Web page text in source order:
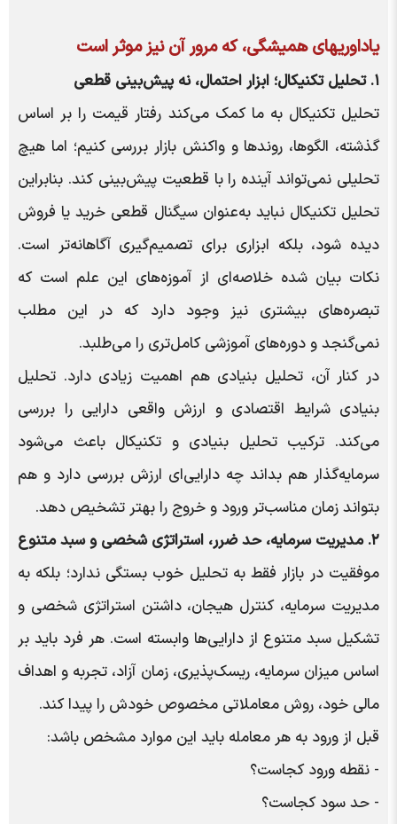
یاداوری‍های همیشگی، که مرور آن نیز موثر است
۱. تحلیل تکنیکال؛ ابزار احتمال، نه پیش‌بینی قطعی
تحلیل تکنیکال به ما کمک می‌کند رفتار قیمت را بر اساس
گذشته، الگوها، روندها و واکنش بازار بررسی کنیم؛ اما هیچ
تحلیلی نمی‌تواند آینده را با قطعیت پیش‌بینی کند. بنابراین
تحلیل تکنیکال نباید به‌عنوان سیگنال قطعی خرید یا فروش
دیده شود، بلکه ابزاری برای تصمیم‌گیری آگاهانه‌تر است.
نکات بیان شده خلاصه‌ای از آموزه‌های این علم است که
تبصره‌های بیشتری نیز وجود دارد که در این مطلب
نمی‌گنجد و دوره‌های آموزشی کامل‌تری را می‌طلبد.
در کنار آن، تحلیل بنیادی هم اهمیت زیادی دارد. تحلیل
بنیادی شرایط اقتصادی و ارزش واقعی دارایی را بررسی
می‌کند. ترکیب تحلیل بنیادی و تکنیکال باعث می‌شود
سرمایه‌گذار هم بداند چه دارایی‌ای ارزش بررسی دارد و هم
بتواند زمان مناسب‌تر ورود و خروج را بهتر تشخیص دهد.
۲. مدیریت سرمایه، حد ضرر، استراتژی شخصی و سبد متنوع
موفقیت در بازار فقط به تحلیل خوب بستگی ندارد؛ بلکه به
مدیریت سرمایه، کنترل هیجان، داشتن استراتژی شخصی و
تشکیل سبد متنوع از دارایی‌ها وابسته است. هر فرد باید بر
اساس میزان سرمایه، ریسک‌پذیری، زمان آزاد، تجربه و اهداف
مالی خود، روش معاملاتی مخصوص خودش را پیدا کند.
قبل از ورود به هر معامله باید این موارد مشخص باشد:
- نقطه ورود کجاست؟
- حد سود کجاست؟